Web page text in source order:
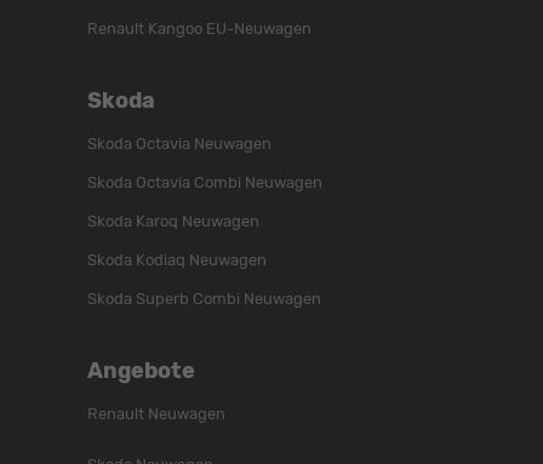
Renault Kangoo EU-Neuwagen
Skoda
Skoda Octavia Neuwagen
Skoda Octavia Combi Neuwagen
Skoda Karoq Neuwagen
Skoda Kodiaq Neuwagen
Skoda Superb Combi Neuwagen
Angebote
Renault Neuwagen